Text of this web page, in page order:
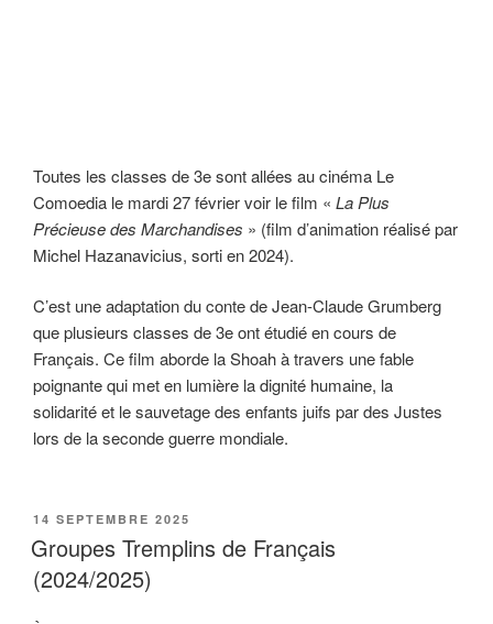
Toutes les classes de 3e sont allées au cinéma Le
Comoedia le mardi 27 février voir le film « La Plus
Précieuse des Marchandises » (film d’animation réalisé par
Michel Hazanavicius, sorti en 2024).
C’est une adaptation du conte de Jean-Claude Grumberg
que plusieurs classes de 3e ont étudié en cours de
Français. Ce film aborde la Shoah à travers une fable
poignante qui met en lumière la dignité humaine, la
solidarité et le sauvetage des enfants juifs par des Justes
lors de la seconde guerre mondiale.
PUBLIÉ
LE
14 SEPTEMBRE 2025
Groupes Tremplins de Français
(2024/2025)